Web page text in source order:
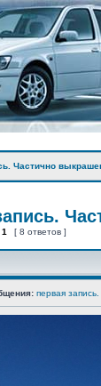
Частично
1 [ 8 ответов ]
первая